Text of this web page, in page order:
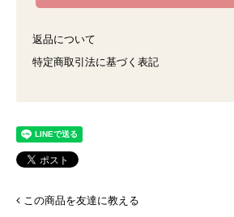
返品について
特定商取引法に基づく表記
この商品を友達に教える